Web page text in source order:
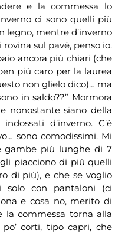
e la commessa lo
ci sono quelli più
legno, mentre d’inverno
rovina sul pavè, penso io.
ancora più chiari (che
più caro per la laurea
non glielo dico)… ma
in saldo??” Mormora
nonostante siano della
d’inverno. C’è
sono comodissimi. Mi
gambe più lunghe di 7
piacciono di più quelli
di più), e che se voglio
solo con pantaloni (ci
e cosa no, merito di
la commessa torna alla
corti, tipo capri, che